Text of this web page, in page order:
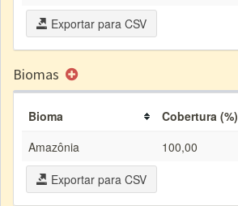
Exportar para CSV
Biomas
Bioma
Cobertura (%)
Amazônia
100,00
Exportar para CSV